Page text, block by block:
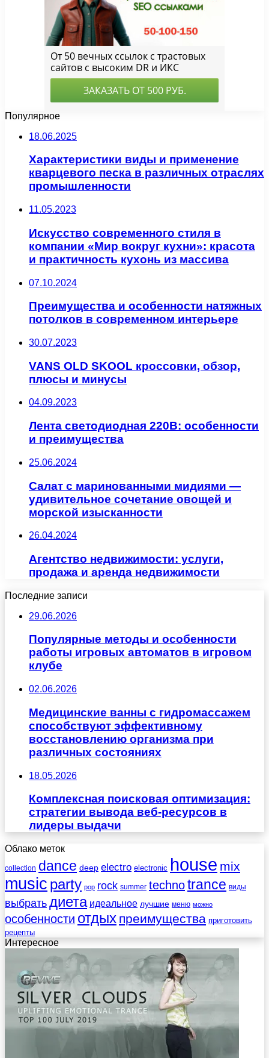
Популярное
18.06.2025
Характеристики виды и применение
кварцевого песка в различных отраслях
промышленности
11.05.2023
Искусство современного стиля в
компании «Мир вокруг кухни»: красота
и практичность кухонь из массива
07.10.2024
Преимущества и особенности натяжных
потолков в современном интерьере
30.07.2023
VANS OLD SKOOL кроссовки, обзор,
плюсы и минусы
04.09.2023
Лента светодиодная 220В: особенности
и преимущества
25.06.2024
Салат с маринованными мидиями —
удивительное сочетание овощей и
морской изысканности
26.04.2024
Агентство недвижимости: услуги,
продажа и аренда недвижимости
Последние записи
29.06.2026
Популярные методы и особенности
работы игровых автоматов в игровом
клубе
02.06.2026
Медицинские ванны с гидромассажем
способствуют эффективному
восстановлению организма при
различных состояниях
18.05.2026
Комплексная поисковая оптимизация:
стратегии вывода веб-ресурсов в
лидеры выдачи
Облако меток
collection dance deep electro electronic house mix
music party pop rock summer technotrance виды
выбратьдиета идеальное лучшие меню можно
особенности отдых преимущества приготовить
рецепты
Интересное